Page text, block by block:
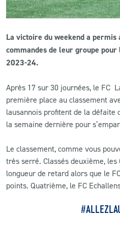
ACTUALITÉS
LS E-SHOP
L’APP DU LS
MATCH DES CELEBRITES
PRESSE ET MEDIAS
La victoire du weekend a
commandes de leur groupe
2023-24.
Après 17 sur 30 journées, le FC
première place au classement
lausannois profitent de la défaite
la semaine dernière pour
Le classement, comme vous
très serré. Classés deuxième, les
longueur de retard alors que le
points. Quatrième, le FC